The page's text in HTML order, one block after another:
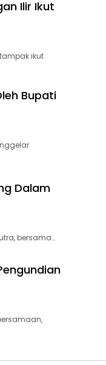
Ilir Ikut
tampak ikut
Bupati
Dalam
bersama…